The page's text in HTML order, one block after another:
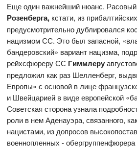
Еще один важнейший нюанс. Расовый
Розенберга, кстати, из
предусмотрительно дублировался
нацизмом СС. Это был запасной,
бандеровский» вариант нацизма,
рейхсфюреру СС Гиммлеру
предложил как раз Шелленберг,
Европы» с основой в лице
и Швейцарией в виде европейской
Советская сторона узнала
роли в нем Аденауэра, связанного,
нацистами, из допросов
военнопленных -